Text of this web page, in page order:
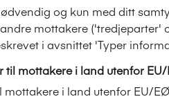
og kun med ditt
mottakere ('tredjeparter'
i avsnittet 'Typer
mottakere i land utenfor
i land utenfor EU/